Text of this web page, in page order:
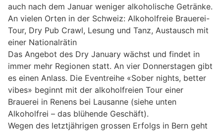
auch nach dem Januar weniger alkoholische Getränke.
An vielen Orten in der Schweiz: Alkoholfreie Brauerei-
Tour, Dry Pub Crawl, Lesung und Tanz, Austausch mit
einer Nationalrätin
Das Angebot des Dry January wächst und findet in
immer mehr Regionen statt. An vier Donnerstagen gibt
es einen Anlass. Die Eventreihe «Sober nights, better
vibes» beginnt mit der alkoholfreien Tour einer
Brauerei in Renens bei Lausanne (siehe unten
Alkoholfrei – das blühende Geschäft).
Wegen des letztjährigen grossen Erfolgs in Bern geht